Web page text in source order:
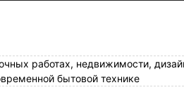
работах, недвижимости,
бытовой технике